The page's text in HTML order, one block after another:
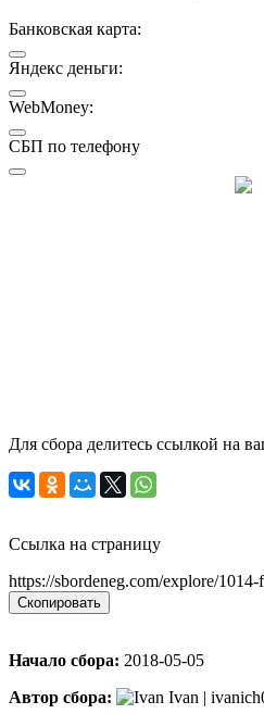
Банковская карта:
Яндекс деньги:
WebMoney:
СБП по телефону
Для сбора делитесь ссылкой на
Ссылка на страницу
https://sbordeneg.com/explore/
Скопировать
Начало сбора: 2018-05-05
Автор сбора:
Ivan |